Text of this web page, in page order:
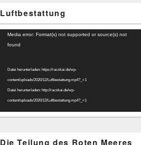
Luftbestattung
Video-
Player
Media error: Format(s) not supported or source(s) not
found
Datei herunterladen: https://racskai.de/wp-
content/uploads/2020/12/Luftbestattung.mp4?_=1
Datei herunterladen: http://racskai.de/wp-
content/uploads/2020/12/Luftbestattung.mp4?_=1
Die Teilung des Roten Meeres